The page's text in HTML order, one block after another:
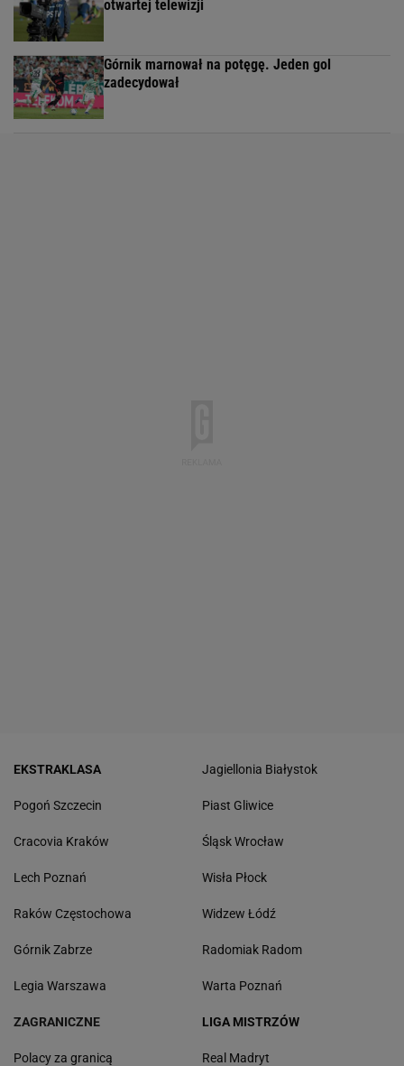
otwartej telewizji
Górnik marnował na potęgę. Jeden gol
zadecydował
EKSTRAKLASA
Pogoń Szczecin
Cracovia Kraków
Lech Poznań
Raków Częstochowa
Górnik Zabrze
Legia Warszawa
Jagiellonia Białystok
Piast Gliwice
Śląsk Wrocław
Wisła Płock
Widzew Łódź
Radomiak Radom
Warta Poznań
ZAGRANICZNE
Polacy za granicą
LIGA MISTRZÓW
Real Madryt